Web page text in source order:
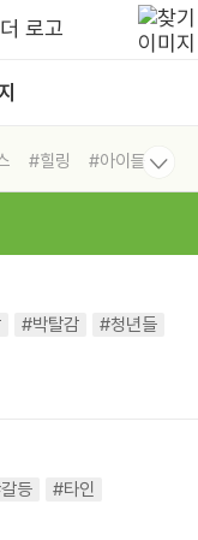
#힐링
#아이들
#박탈감
#청년들
등
#타인